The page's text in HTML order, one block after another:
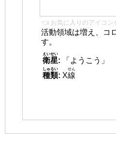
👈 お気に入りのアイコン
活動領域は増え、コ
す。
衛星
えいせい
:
「ようこう」
種類
しゅるい
: X線
せん